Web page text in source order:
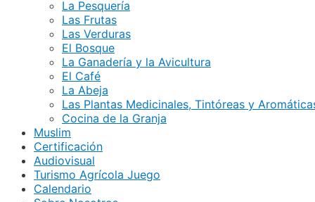
La Pesquería
Las Frutas
Las Verduras
El Bosque
La Ganadería y la Avicultura
El Café
La Abeja
Las Plantas Medicinales, Tintóreas y
Cocina de la Granja
Muslim
Certificación
Audiovisual
Turismo Agrícola Juego
Calendario